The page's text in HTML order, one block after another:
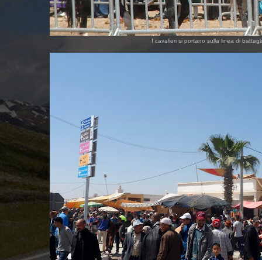
I cavalieri si portano sulla linea di